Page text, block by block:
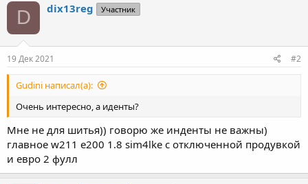
D dix13reg Участник
19 Дек 2021 #2
Gudini написал(а):
Очень интересно, а иденты?
Мне не для шитья)) говорю же инденты не важны)
главное w211 e200 1.8 sim4lke с отключенной продувкой
и евро 2 фулл